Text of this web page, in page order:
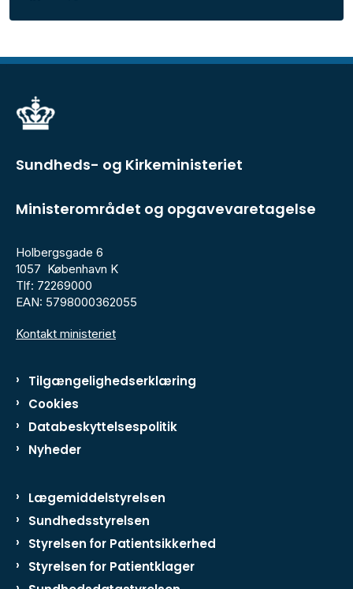
Sundheds- og Kirkeministeriet
Ministerområdet og opgavevaretagelse
Holbergsgade 6
1057 København K
Tlf: 72269000
EAN: 5798000362055
Kontakt ministeriet
Tilgængelighedserklæring
Cookies
Databeskyttelsespolitik
Nyheder
Lægemiddelstyrelsen
Sundhedsstyrelsen
Styrelsen for Patientsikkerhed
Styrelsen for Patientklager